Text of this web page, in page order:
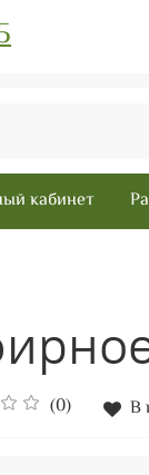
кабинет
(0) В